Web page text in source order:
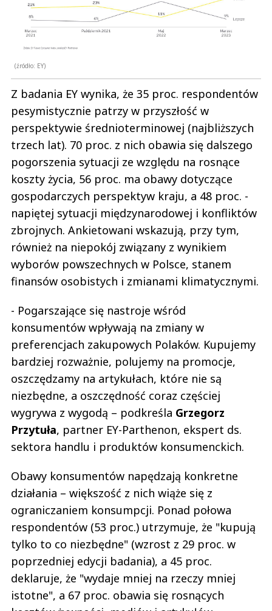
(źródło: EY)
Z badania EY wynika, że 35 proc. respondentów
pesymistycznie patrzy w przyszłość w
perspektywie średnioterminowej (najbliższych
trzech lat). 70 proc. z nich obawia się dalszego
pogorszenia sytuacji ze względu na rosnące
koszty życia, 56 proc. ma obawy dotyczące
gospodarczych perspektyw kraju, a 48 proc. -
napiętej sytuacji międzynarodowej i konfliktów
zbrojnych. Ankietowani wskazują, przy tym,
również na niepokój związany z wynikiem
wyborów powszechnych w Polsce, stanem
finansów osobistych i zmianami klimatycznymi.
- Pogarszające się nastroje wśród
konsumentów wpływają na zmiany w
preferencjach zakupowych Polaków. Kupujemy
bardziej rozważnie, polujemy na promocje,
oszczędzamy na artykułach, które nie są
niezbędne, a oszczędność coraz częściej
wygrywa z wygodą – podkreśla Grzegorz
Przytuła, partner EY-Parthenon, ekspert ds.
sektora handlu i produktów konsumenckich.
Obawy konsumentów napędzają konkretne
działania – większość z nich wiąże się z
ograniczaniem konsumpcji. Ponad połowa
respondentów (53 proc.) utrzymuje, że "kupują
tylko to co niezbędne" (wzrost z 29 proc. w
poprzedniej edycji badania), a 45 proc.
deklaruje, że "wydaje mniej na rzeczy mniej
istotne", a 67 proc. obawia się rosnących